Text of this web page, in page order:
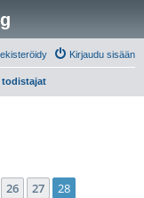
Kirjaudu sisään
todistajat
26 27 28